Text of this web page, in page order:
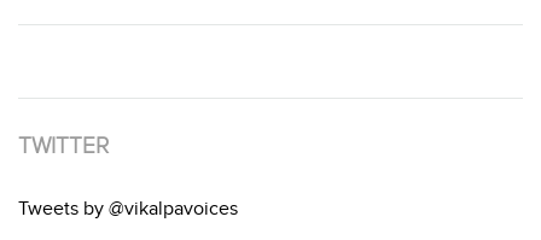
TWITTER
Tweets by @vikalpavoices